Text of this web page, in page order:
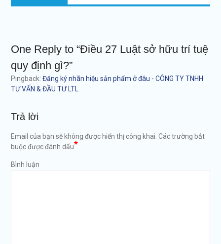
One Reply to “Điều 27 Luật sở hữu trí tuệ
quy định gì?”
Pingback: Đăng ký nhãn hiệu sản phẩm ở đâu - CÔNG TY TNHH
TƯ VẤN & ĐẦU TƯ LTL
Trả lời
Email của bạn sẽ không được hiển thị công khai. Các trường bắt
buộc được đánh dấu*
Bình luận